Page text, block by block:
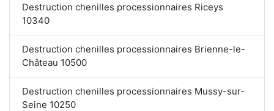
Destruction chenilles processionnaires Riceys
10340
Destruction chenilles processionnaires Brienne-le-
Château 10500
Destruction chenilles processionnaires Mussy-sur-
Seine 10250